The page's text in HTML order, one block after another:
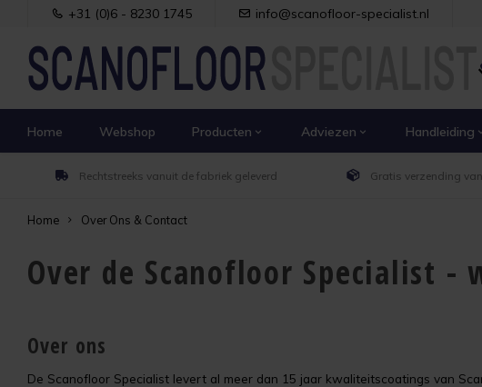
+31 (0)6 - 8230 1745 info@scanofloor-specialist.nl
Home Webshop Producten Adviezen Handleiding
Rechtstreeks vanuit de fabriek geleverd Gratis verzending
Home Over Ons & Contact
Over de Scanofloor Specialist -
Over ons
De Scanofloor Specialist levert al meer dan 15 jaar kwaliteitscoatings van